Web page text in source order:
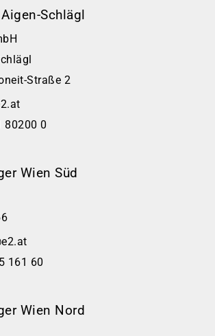
Schlägl
Straße 2
80200 0
Wien Süd
161 60
Wien Nord